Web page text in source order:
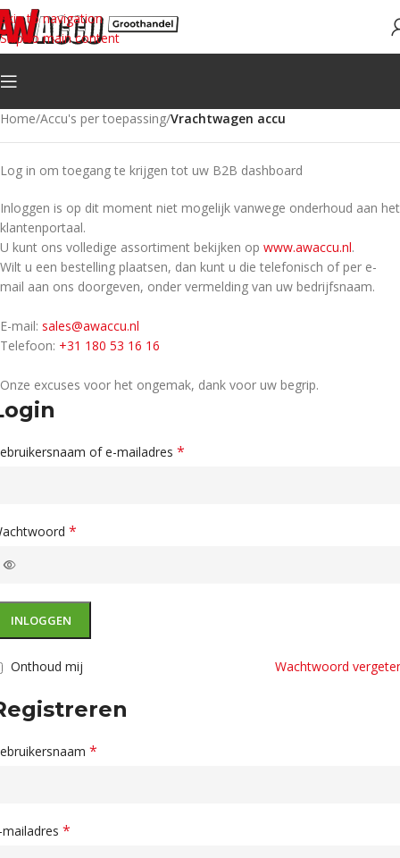
Skip to navigation
Skip to main content
Home/Accu's per toepassing/Vrachtwagen accu
Log in om toegang te krijgen tot uw B2B dashboard
Inloggen is op dit moment niet mogelijk vanwege onderhoud aan het
klantenportaal.
U kunt ons volledige assortiment bekijken op www.awaccu.nl.
Wilt u een bestelling plaatsen, dan kunt u die telefonisch of per e-
mail aan ons doorgeven, onder vermelding van uw bedrijfsnaam.
E-mail: sales@awaccu.nl
Telefoon: +31 180 53 16 16
Onze excuses voor het ongemak, dank voor uw begrip.
of e-mailadres *
*
INLOGGEN
Wachtwoord
Onthoud mij
*
mailadres *